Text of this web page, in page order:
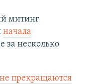
митинг
начала
за несколько
не прекращаются